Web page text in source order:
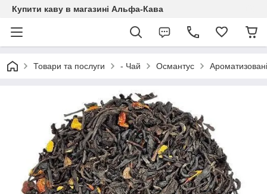
Купити каву в магазині Альфа-Кава
Товари та послуги - Чай Османтус